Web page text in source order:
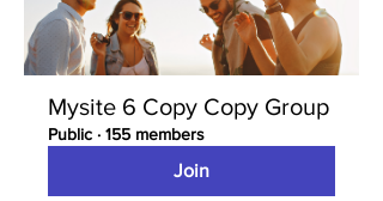
Mysite 6 Copy Copy Group
Public · 155 members
Join